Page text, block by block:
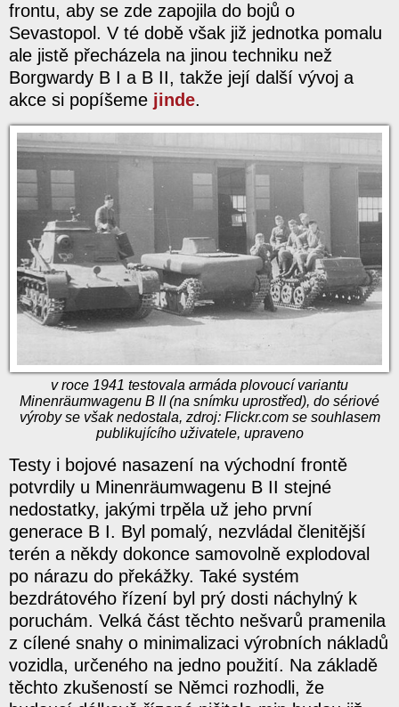
frontu, aby se zde zapojila do bojů o
Sevastopol. V té době však již jednotka pomalu
ale jistě přecházela na jinou techniku než
Borgwardy B I a B II, takže její další vývoj a
akce si popíšeme jinde.
v roce 1941 testovala armáda plovoucí variantu
Minenräumwagenu B II (na snímku uprostřed), do sériové
výroby se však nedostala, zdroj: Flickr.com se souhlasem
publikujícího uživatele, upraveno
Testy i bojové nasazení na východní frontě
potvrdily u Minenräumwagenu B II stejné
nedostatky, jakými trpěla už jeho první
generace B I. Byl pomalý, nezvládal členitější
terén a někdy dokonce samovolně explodoval
po nárazu do překážky. Také systém
bezdrátového řízení byl prý dosti náchylný k
poruchám. Velká část těchto nešvarů pramenila
z cílené snahy o minimalizaci výrobních nákladů
vozidla, určeného na jedno použití. Na základě
těchto zkušeností se Němci rozhodli, že